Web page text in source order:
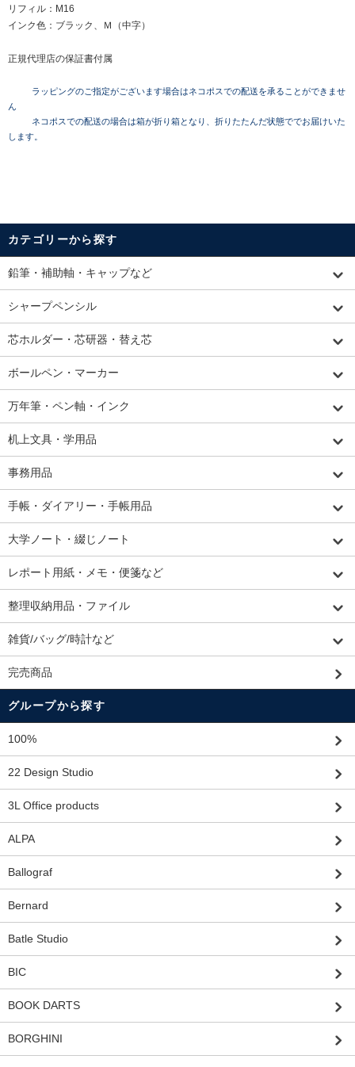
リフィル：M16
インク色：ブラック、Ｍ（中字）
正規代理店の保証書付属
ラッピングのご指定がございます場合はネコポスでの配送を承ることができませ
ん
ネコポスでの配送の場合は箱が折り箱となり、折りたたんだ状態ででお届けいた
します。
カテゴリーから探す
鉛筆・補助軸・キャップなど
シャープペンシル
芯ホルダー・芯研器・替え芯
ボールペン・マーカー
万年筆・ペン軸・インク
机上文具・学用品
事務用品
手帳・ダイアリー・手帳用品
大学ノート・綴じノート
レポート用紙・メモ・便箋など
整理収納用品・ファイル
雑貨/バッグ/時計など
完売商品
グループから探す
100%
22 Design Studio
3L Office products
ALPA
Ballograf
Bernard
Batle Studio
BIC
BOOK DARTS
BORGHINI